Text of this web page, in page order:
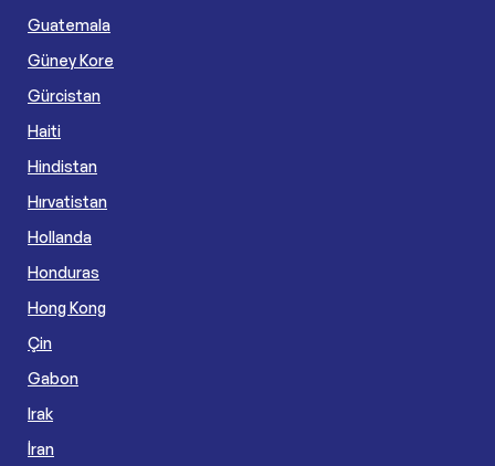
Guatemala
Güney Kore
Gürcistan
Haiti
Hindistan
Hırvatistan
Hollanda
Honduras
Hong Kong
Çin
Gabon
Irak
İran